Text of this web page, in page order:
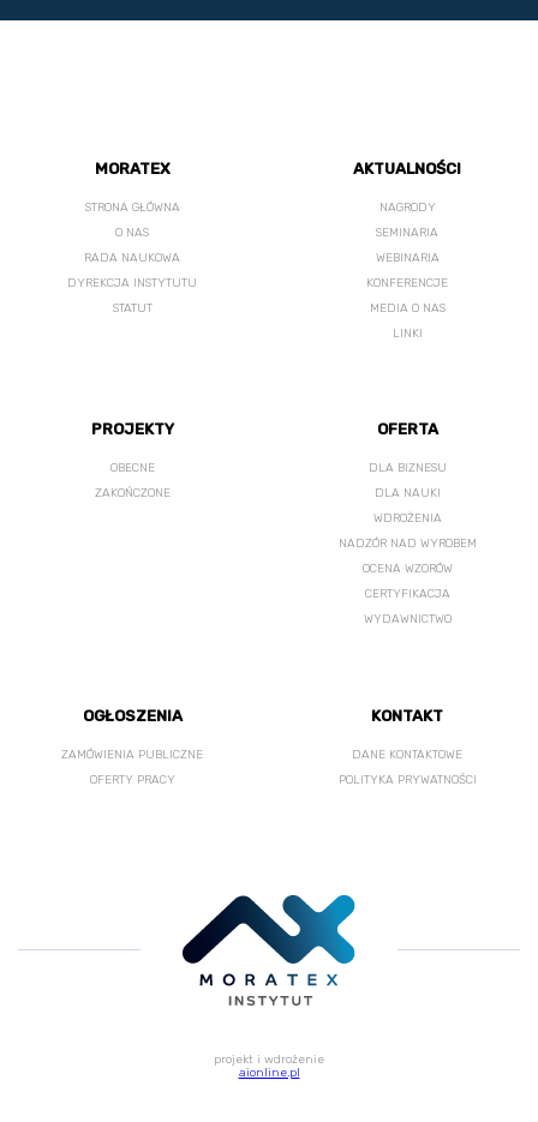
MORATEX
STRONA GŁÓWNA
O NAS
RADA NAUKOWA
DYREKCJA INSTYTUTU
STATUT
AKTUALNOŚCI
NAGRODY
SEMINARIA
WEBINARIA
KONFERENCJE
MEDIA O NAS
LINKI
PROJEKTY
OBECNE
ZAKOŃCZONE
OFERTA
DLA BIZNESU
DLA NAUKI
WDROŻENIA
NADZÓR NAD WYROBEM
OCENA WZORÓW
CERTYFIKACJA
WYDAWNICTWO
OGŁOSZENIA
ZAMÓWIENIA PUBLICZNE
OFERTY PRACY
KONTAKT
DANE KONTAKTOWE
POLITYKA PRYWATNOŚCI
projekt i wdrożenie
aionline.pl